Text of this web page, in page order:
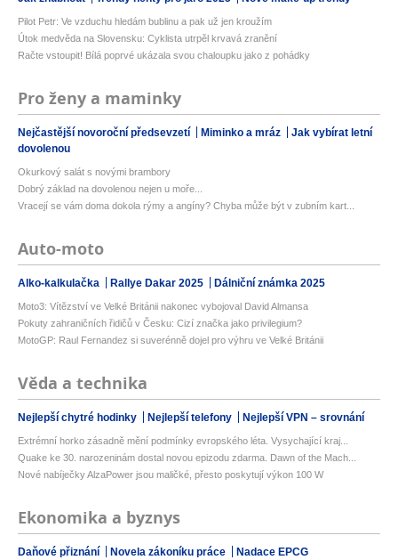
Pilot Petr: Ve vzduchu hledám bublinu a pak už jen kroužím
Útok medvěda na Slovensku: Cyklista utrpěl krvavá zranění
Račte vstoupit! Bílá poprvé ukázala svou chaloupku jako z pohádky
Pro ženy a maminky
Nejčastější novoroční předsevzetí Miminko a mráz
Jak vybírat letní
dovolenou
Okurkový salát s novými brambory
Dobrý základ na dovolenou nejen u moře...
Vracejí se vám doma dokola rýmy a angíny? Chyba může být v zubním kart...
Auto-moto
Alko-kalkulačka Rallye Dakar 2025 Dálniční známka 2025
Moto3: Vítězství ve Velké Británii nakonec vybojoval David Almansa
Pokuty zahraničních řidičů v Česku: Cizí značka jako privilegium?
MotoGP: Raul Fernandez si suverénně dojel pro výhru ve Velké Británii
Věda a technika
Nejlepší chytré hodinky Nejlepší telefony Nejlepší VPN – srovnání
Extrémní horko zásadně mění podmínky evropského léta. Vysychající kraj...
Quake ke 30. narozeninám dostal novou epizodu zdarma. Dawn of the Mach...
Nové nabíječky AlzaPower jsou maličké, přesto poskytují výkon 100 W
Ekonomika a byznys
Daňové přiznání Novela zákoníku práce Nadace EPCG